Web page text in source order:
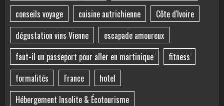
conseils voyage
cuisine autrichienne
Côte d'Ivoire
dégustation vins Vienne
escapade amoureux
faut-il un passeport pour aller en martinique
fitness
formalités
France
hotel
Hébergement Insolite & Écotourisme